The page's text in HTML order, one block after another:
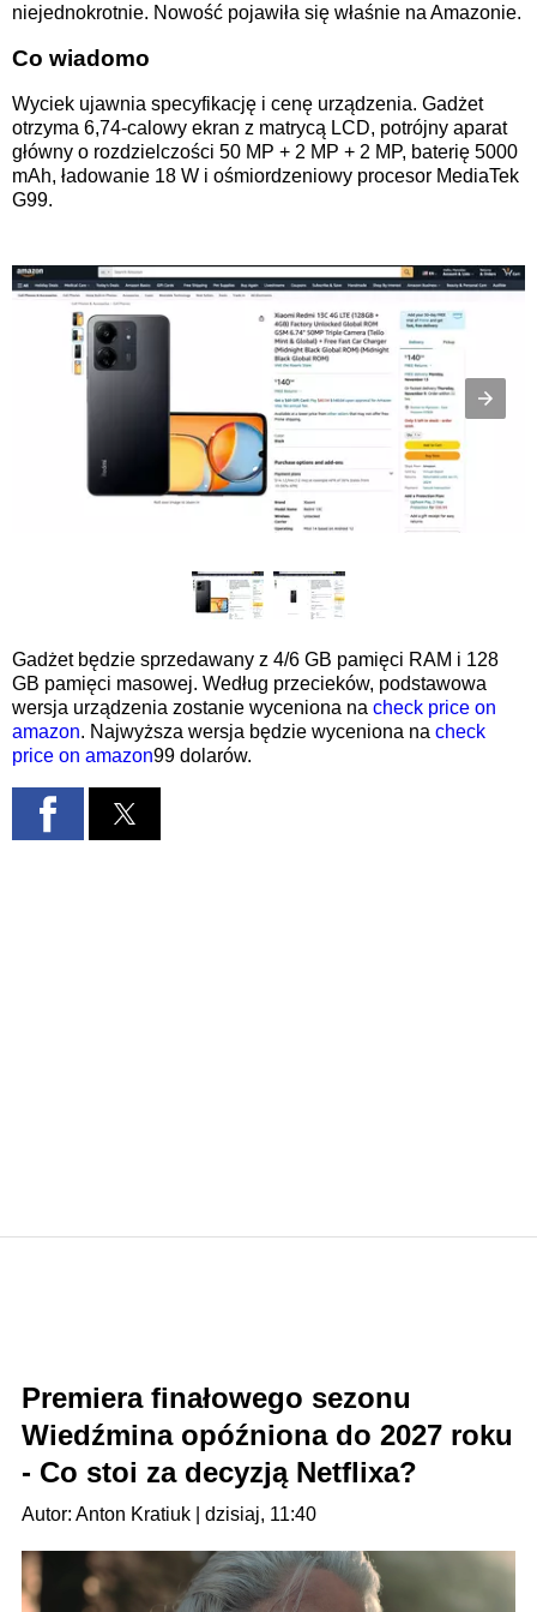
niejednokrotnie. Nowość pojawiła się właśnie na Amazonie.
Co wiadomo
Wyciek ujawnia specyfikację i cenę urządzenia. Gadżet
otrzyma 6,74-calowy ekran z matrycą LCD, potrójny aparat
główny o rozdzielczości 50 MP + 2 MP + 2 MP, baterię 5000
mAh, ładowanie 18 W i ośmiordzeniowy procesor MediaTek
G99.
Gadżet będzie sprzedawany z 4/6 GB pamięci RAM i 128
GB pamięci masowej. Według przecieków, podstawowa
wersja urządzenia zostanie wyceniona na check price on
amazon. Najwyższa wersja będzie wyceniona na check
price on amazon99 dolarów.